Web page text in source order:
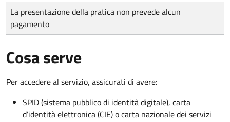
Tipo di pagamento
Importo
La presentazione della pratica non prevede alcun
pagamento
Cosa serve
Per accedere al servizio, assicurati di avere:
SPID (sistema pubblico di identità digitale), carta
d’identità elettronica (CIE) o carta nazionale dei servizi